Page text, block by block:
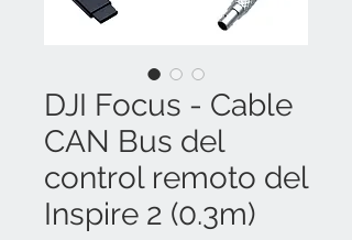
DJI Focus - Cable
CAN Bus del
control remoto del
Inspire 2 (0.3m)